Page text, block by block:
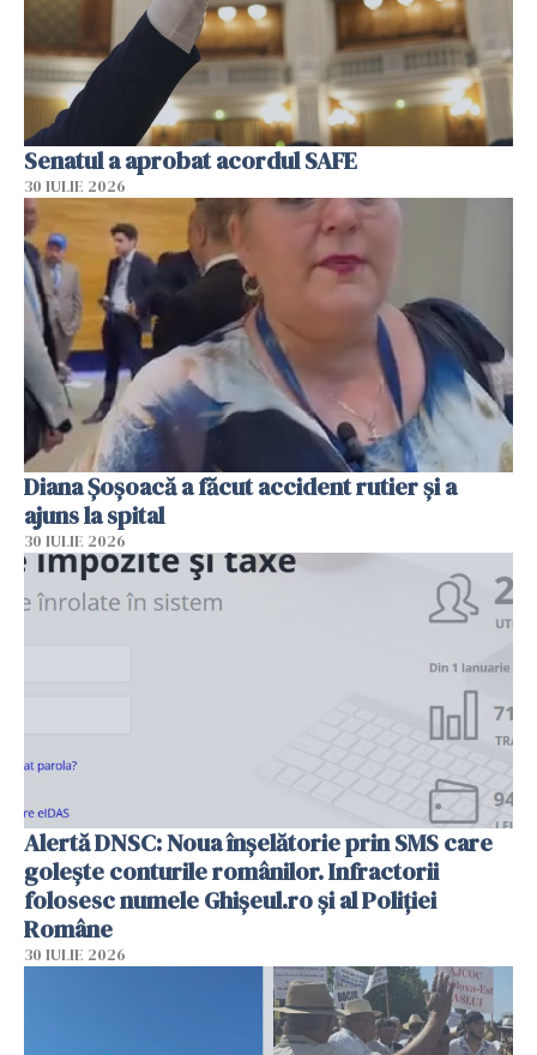
Senatul a aprobat acordul SAFE
30 IULIE 2026
Diana Șoșoacă a făcut accident rutier și a
ajuns la spital
30 IULIE 2026
Alertă DNSC: Noua înșelătorie prin SMS care
golește conturile românilor. Infractorii
folosesc numele Ghișeul.ro și al Poliției
Române
30 IULIE 2026